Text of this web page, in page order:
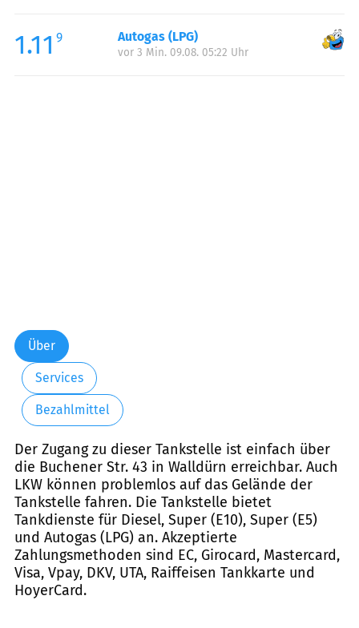
1.11 9 Autogas (LPG)
vor 3 Min. 09.08. 05:22 Uhr
Über
Services
Bezahlmittel
Der Zugang zu dieser Tankstelle ist einfach über
die Buchener Str. 43 in Walldürn erreichbar. Auch
LKW können problemlos auf das Gelände der
Tankstelle fahren. Die Tankstelle bietet
Tankdienste für Diesel, Super (E10), Super (E5)
und Autogas (LPG) an. Akzeptierte
Zahlungsmethoden sind EC, Girocard, Mastercard,
Visa, Vpay, DKV, UTA, Raiffeisen Tankkarte und
HoyerCard.